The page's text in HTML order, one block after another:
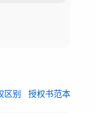
区别 授权书范本